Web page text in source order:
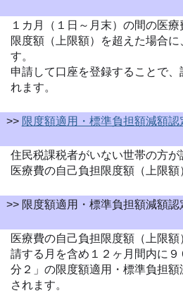
１カ月（１日～月末）の間の医
限度額（上限額）を超えた場合
す。
申請して口座を登録することで
れます。
>> 限度額適用・標準負担額減額認
住民税課税者がいない世帯の方が
医療費の自己負担限度額（上限
>> 限度額適用・標準負担額減額認
医療費の自己負担限度額（上限
請する月を含め１２ヶ月間内に
分２」の限度額適用・標準負担
されます。